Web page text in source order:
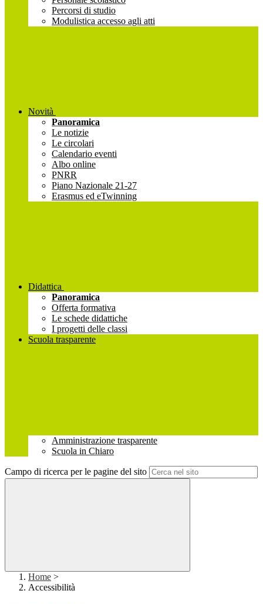
Percorsi di studio
Modulistica accesso agli atti
Novità
Panoramica
Le notizie
Le circolari
Calendario eventi
Albo online
PNRR
Piano Nazionale 21-27
Erasmus ed eTwinning
Didattica
Panoramica
Offerta formativa
Le schede didattiche
I progetti delle classi
Scuola trasparente
Amministrazione trasparente
Scuola in Chiaro
Campo di ricerca per le pagine del sito
Home >
Accessibilità